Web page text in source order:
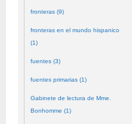
fronteras (9)
fronteras en el mundo hispanico
(1)
fuentes (3)
fuentes primarias (1)
Gabinete de lectura de Mme.
Bonhomme (1)